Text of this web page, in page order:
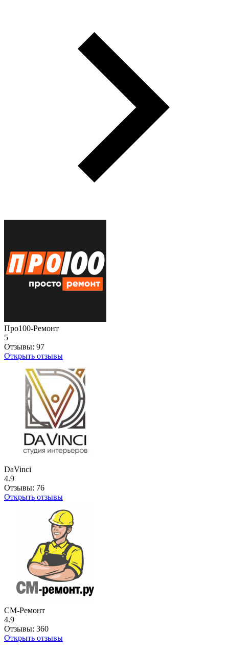
Про100-Ремонт
5
Отзывы: 97
Открыть отзывы
DaVinci
4.9
Отзывы: 76
Открыть отзывы
СМ-Ремонт
4.9
Отзывы: 360
Открыть отзывы